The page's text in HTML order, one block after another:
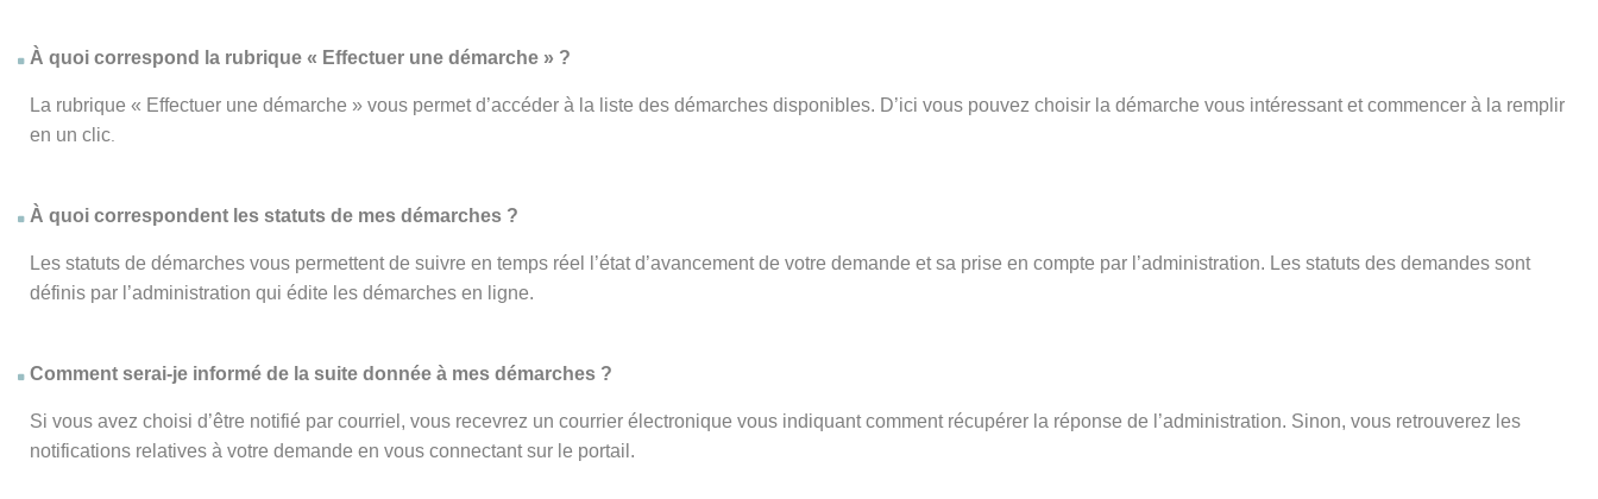
À quoi correspond la rubrique « Effectuer une démarche » ?
La rubrique « Effectuer une démarche » vous permet d’accéder à la liste des démarches disponibles. D’ici vous pouvez choisir la démarche vous intéressant et commencer à la remplir
en un clic
À quoi correspondent les statuts de mes démarches ?
Les statuts de démarches vous permettent de suivre en temps réel l’état d’avancement de votre demande et sa prise en compte par l’administration. Les statuts des demandes sont
définis par l’administration qui édite les démarches en ligne.
Comment serai-je informé de la suite donnée à mes démarches ?
Si vous avez choisi d’être notifié par courriel, vous recevrez un courrier électronique vous indiquant comment récupérer la réponse de l’administration. Sinon, vous retrouverez les
notifications relatives à votre demande en vous connectant sur le portail.